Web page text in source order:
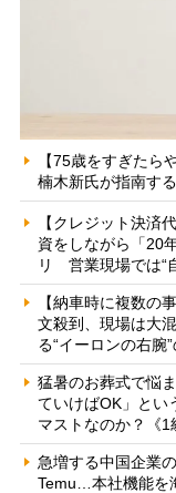
【75歳をすぎたら
楠木新氏が指南す
【クレジット決済
資をしながら「20
リ 営業現場では“
【納車時に複数の
文殺到、現場は大
る“イーロンの右腕
猛暑のお葬式で悩
ていけばOK」とい
マストなのか？《1
急増する中国企業
Temu…本社機能を